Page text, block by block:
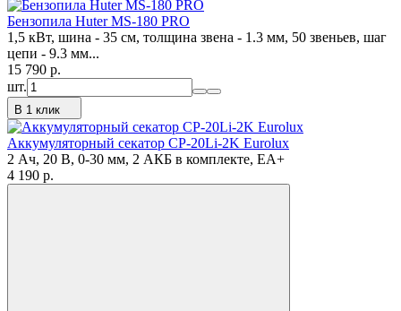
Бензопила Huter MS-180 PRO
1,5 кВт, шина - 35 см, толщина звена - 1.3 мм, 50 звеньев, шаг
цепи - 9.3 мм...
15 790 p.
шт.
В 1 клик
Аккумуляторный секатор CP-20Li-2K Eurolux
2 Ач, 20 В, 0-30 мм, 2 АКБ в комплекте, ЕА+
4 190 p.